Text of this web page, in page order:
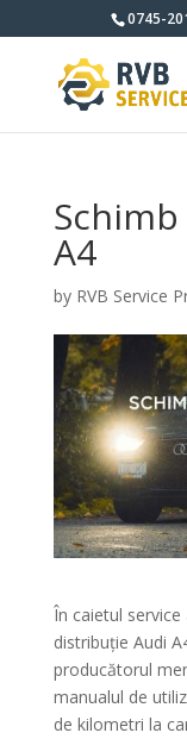
0745-
A4
by RVB Service
În caietul
distribuție Audi
producătorul
manualul de
de kilometri la